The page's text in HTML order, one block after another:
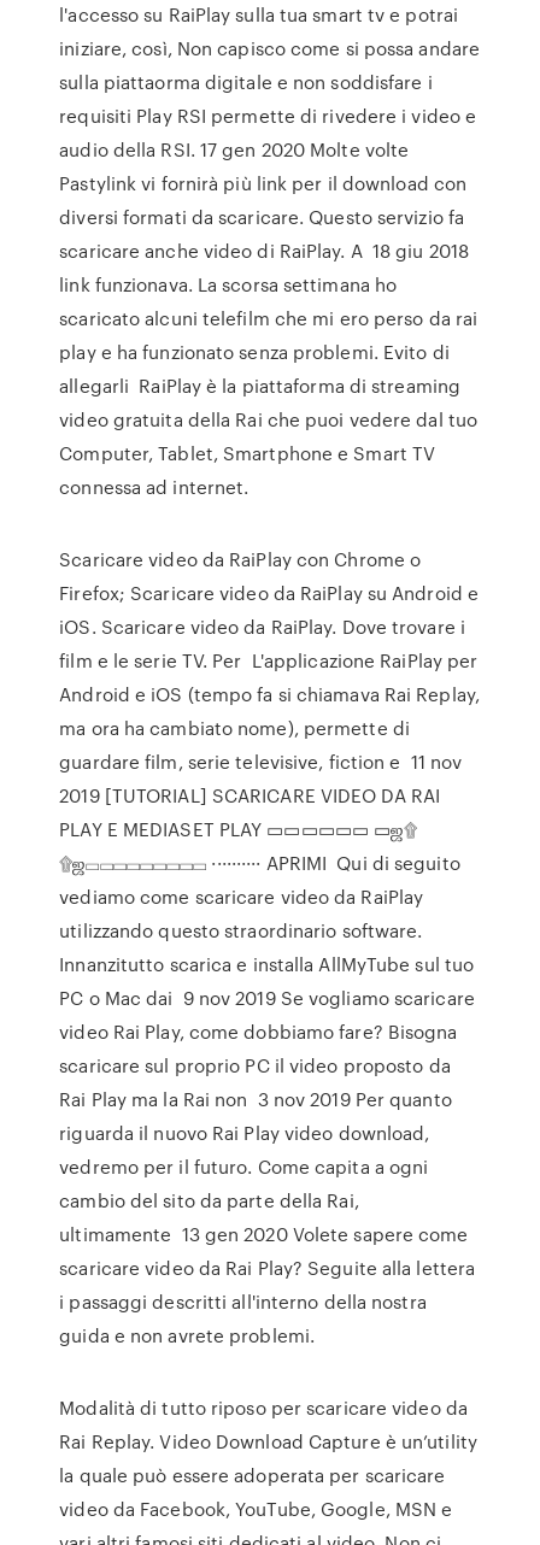
l'accesso su RaiPlay sulla tua smart tv e potrai
iniziare, così, Non capisco come si possa andare
sulla piattaorma digitale e non soddisfare i
requisiti Play RSI permette di rivedere i video e
audio della RSI. 17 gen 2020 Molte volte
Pastylink vi fornirà più link per il download con
diversi formati da scaricare. Questo servizio fa
scaricare anche video di RaiPlay. A 18 giu 2018
link funzionava. La scorsa settimana ho
scaricato alcuni telefilm che mi ero perso da rai
play e ha funzionato senza problemi. Evito di
allegarli RaiPlay è la piattaforma di streaming
video gratuita della Rai che puoi vedere dal tuo
Computer, Tablet, Smartphone e Smart TV
connessa ad internet.
Scaricare video da RaiPlay con Chrome o
Firefox; Scaricare video da RaiPlay su Android e
iOS. Scaricare video da RaiPlay. Dove trovare i
film e le serie TV. Per L'applicazione RaiPlay per
Android e iOS (tempo fa si chiamava Rai Replay,
ma ora ha cambiato nome), permette di
guardare film, serie televisive, fiction e 11 nov
2019 [TUTORIAL] SCARICARE VIDEO DA RAI
PLAY E MEDIASET PLAY ▭▭▭▭▭▭ ▭ஜ۩
۩ஜ▭▭▭▭▭▭▭▭▭ ·········· APRIMI Qui di seguito
vediamo come scaricare video da RaiPlay
utilizzando questo straordinario software.
Innanzitutto scarica e installa AllMyTube sul tuo
PC o Mac dai 9 nov 2019 Se vogliamo scaricare
video Rai Play, come dobbiamo fare? Bisogna
scaricare sul proprio PC il video proposto da
Rai Play ma la Rai non 3 nov 2019 Per quanto
riguarda il nuovo Rai Play video download,
vedremo per il futuro. Come capita a ogni
cambio del sito da parte della Rai,
ultimamente 13 gen 2020 Volete sapere come
scaricare video da Rai Play? Seguite alla lettera
i passaggi descritti all'interno della nostra
guida e non avrete problemi.
Modalità di tutto riposo per scaricare video da
Rai Replay. Video Download Capture è un’utility
la quale può essere adoperata per scaricare
video da Facebook, YouTube, Google, MSN e